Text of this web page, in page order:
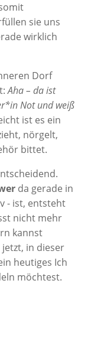
sie uns
wirklich
Dorf
Aha – da ist
Not und weiß
ist es ein
nörgelt,
bittet.
da gerade in
- ist, entsteht
nicht mehr
kannst
in dieser
heutiges Ich
möchtest.